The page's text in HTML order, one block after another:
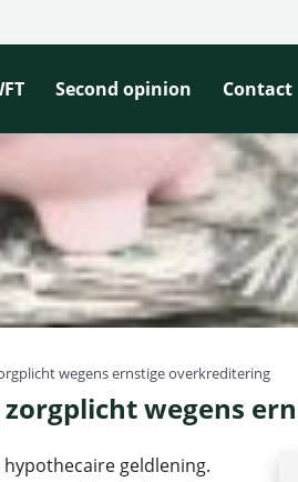
Second opinion Contact
wegens ernstige overkreditering
wegens
geldlening.